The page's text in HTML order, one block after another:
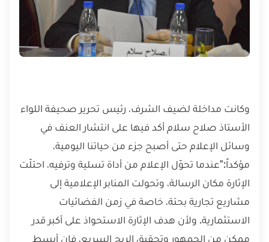
وكانت مداخلة لضيف الشرف، رئيس تحرير صحيفة اللواء
الأستاذ صلاح سلام أكد فيها على انتشار العنف في
وسائل الإعلام حتى أصبح جزء من حياتنا اليومية،
مؤكداً:"عندما تحوّل الإعلام من أداة تسلية وترفيه، احتلّت
الإثارة مكان الرسالة، وتحولت المنابر الإعلامية إلى
مشاريع تجارية بحتة، خاصة في زمن الفضائيات
الاستثمارية. ولأن هدف الإثارة الاستحواذ على أكبر قدر
ممكن من الجمهور وتحقيق الربح السريع، فإن أبسط